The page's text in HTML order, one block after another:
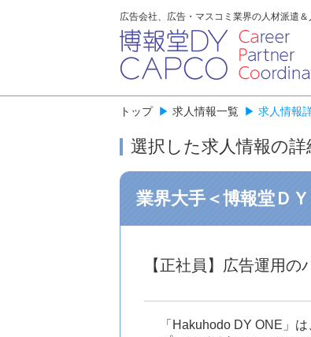
広告会社、広告・マスコミ業界の人材派遣＆
トップ ▶ 求人情報一覧 ▶ 求人情報
選択した求人情報の詳
業界大手＜博報堂Ｄ
【正社員】広告運用
「Hakuhodo DY ONE」